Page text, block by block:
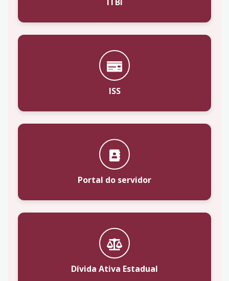
ISS
Portal do servidor
Dívida Ativa Estadual